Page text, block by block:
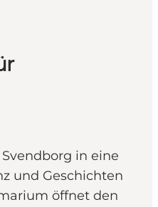
in eine
und Geschichten
öffnet den